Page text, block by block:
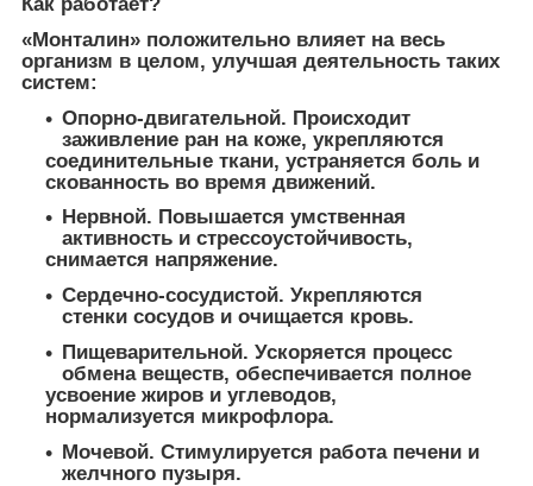
«Монталин» положительно влияет на весь
организм в целом, улучшая деятельность таких
систем:
Опорно-двигательной. Происходит
заживление ран на коже, укрепляются
соединительные ткани, устраняется боль и
скованность во время движений.
Нервной. Повышается умственная
активность и стрессоустойчивость,
снимается напряжение.
Сердечно-сосудистой. Укрепляются
стенки сосудов и очищается кровь.
Пищеварительной. Ускоряется процесс
обмена веществ, обеспечивается полное
усвоение жиров и углеводов,
нормализуется микрофлора.
Мочевой. Стимулируется работа печени и
желчного пузыря.